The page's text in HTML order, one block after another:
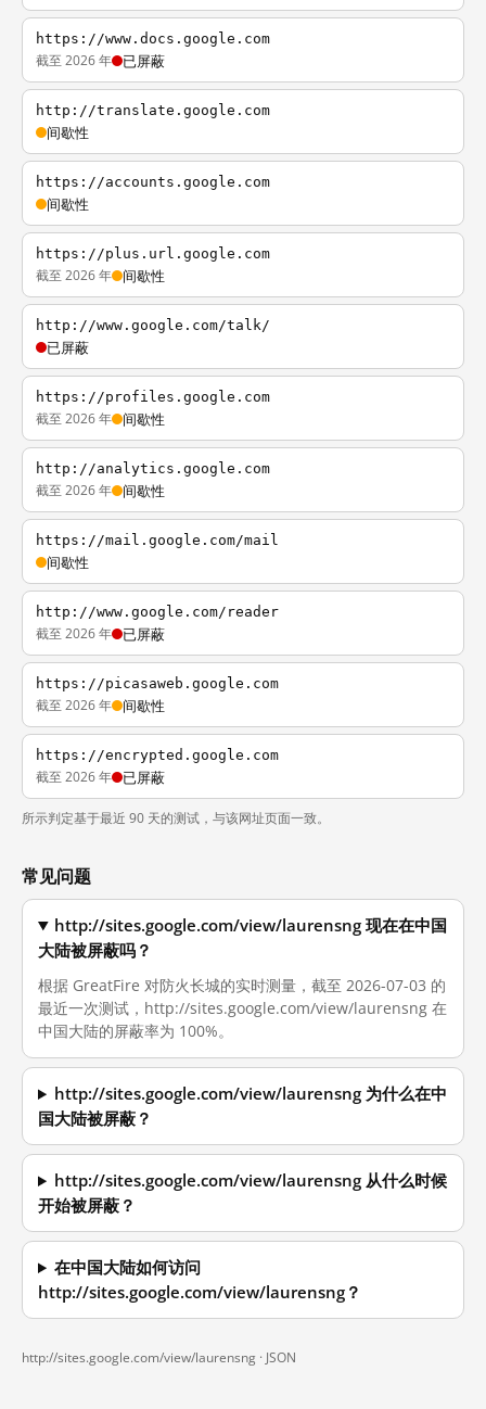
https://www.docs.google.com
截至 2026 年 已屏蔽
http://translate.google.com
间歇性
https://accounts.google.com
间歇性
https://plus.url.google.com
截至 2026 年 间歇性
http://www.google.com/talk/
已屏蔽
https://profiles.google.com
截至 2026 年 间歇性
http://analytics.google.com
截至 2026 年 间歇性
https://mail.google.com/mail
间歇性
http://www.google.com/reader
截至 2026 年 已屏蔽
https://picasaweb.google.com
截至 2026 年 间歇性
https://encrypted.google.com
截至 2026 年 已屏蔽
所示判定基于最近 90 天的测试，与该网址页面一致。
常见问题
http://sites.google.com/view/laurensng 现在在中国
大陆被屏蔽吗？
根据 GreatFire 对防火长城的实时测量，截至 2026-07-03 的
最近一次测试，http://sites.google.com/view/laurensng 在
中国大陆的屏蔽率为 100%。
http://sites.google.com/view/laurensng 为什么在中
国大陆被屏蔽？
http://sites.google.com/view/laurensng 从什么时候
开始被屏蔽？
在中国大陆如何访问
http://sites.google.com/view/laurensng？
http://sites.google.com/view/laurensng · JSON